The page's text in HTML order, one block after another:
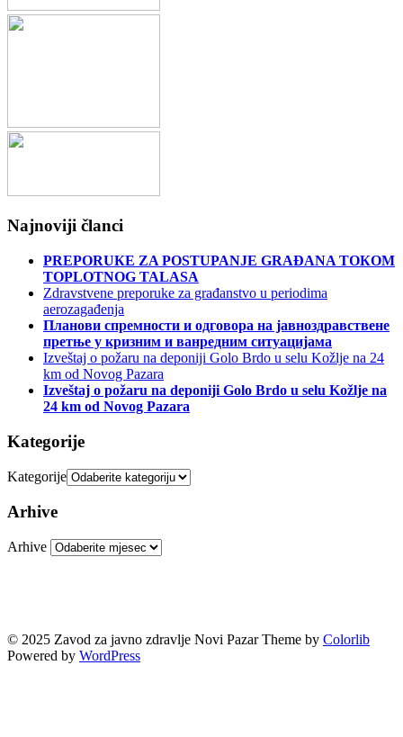
Najnoviji članci
PREPORUКE ZA POSTUPANJE GRAĐANA TOКOM
TOPLOTNOG TALASA
Zdravstvene preporuke za građanstvo u periodima
aerozagađenja
Планови спремности и одговора на јавноздравствене
претње у кризним и ванредним ситуацијама
Izveštaj o požaru na deponiji Golo Brdo u selu Kožlje na 24
km od Novog Pazara
Izveštaj o požaru na deponiji Golo Brdo u selu Kožlje na
24 km od Novog Pazara
Kategorije
Kategorije
Arhive
Arhive
© 2025 Zavod za javno zdravlje Novi Pazar Theme by Colorlib
Powered by WordPress